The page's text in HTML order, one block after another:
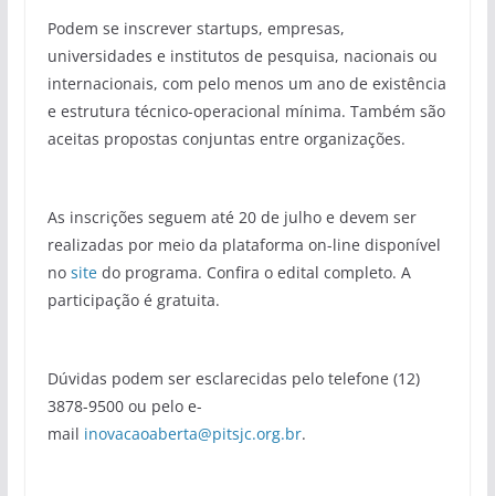
Podem se inscrever startups, empresas,
universidades e institutos de pesquisa, nacionais ou
internacionais, com pelo menos um ano de existência
e estrutura técnico-operacional mínima. Também são
aceitas propostas conjuntas entre organizações.
As inscrições seguem até 20 de julho e devem ser
realizadas por meio da plataforma on-line disponível
no sitedo programa. Confira o edital completo. A
participação é gratuita.
Dúvidas podem ser esclarecidas pelo telefone (12)
3878-9500 ou pelo e-
mail inovacaoaberta@pitsjc.org.br.